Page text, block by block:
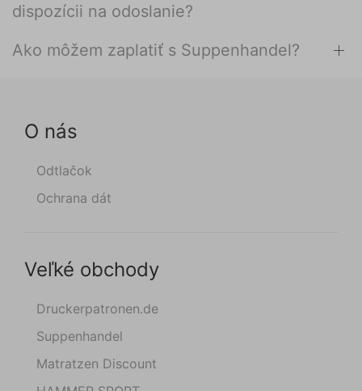
dispozícii na odoslanie?
Ako môžem zaplatiť s Suppenhandel?
O nás
Odtlačok
Ochrana dát
Veľké obchody
Druckerpatronen.de
Suppenhandel
Matratzen Discount